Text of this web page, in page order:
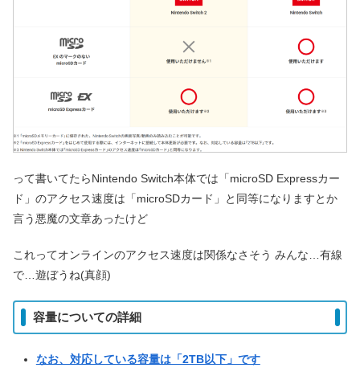
って書いてたらNintendo Switch本体では「microSD Expressカー
ド」のアクセス速度は「microSDカード」と同等になりますとか
言う悪魔の文章あったけど
これってオンラインのアクセス速度は関係なさそう みんな…有線
で…遊ぼうね(真顔)
容量についての詳細
なお、対応している容量は「2TB以下」です